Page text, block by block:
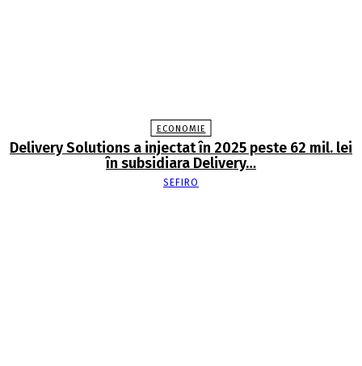
ECONOMIE
Delivery Solutions a injectat în 2025 peste 62 mil. lei
în subsidiara Delivery…
SEFIRO